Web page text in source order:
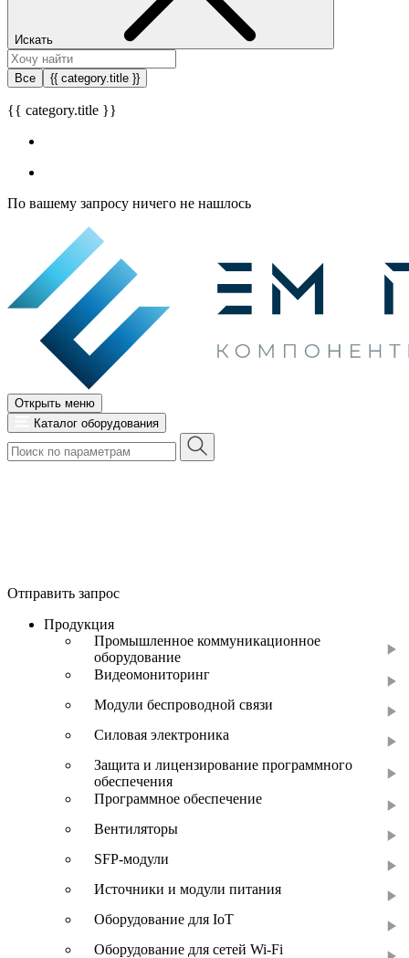
Искать
Все {{ category.title }}
{{ category.title }}
По вашему запросу ничего не нашлось
Открыть меню
Каталог оборудования
Отправить запрос
Продукция
Промышленное коммуникационное
оборудование
Видеомониторинг
Модули беспроводной связи
Силовая электроника
Защита и лицензирование программного
обеспечения
Программное обеспечение
Вентиляторы
SFP-модули
Источники и модули питания
Оборудование для IoT
Оборудование для сетей Wi-Fi